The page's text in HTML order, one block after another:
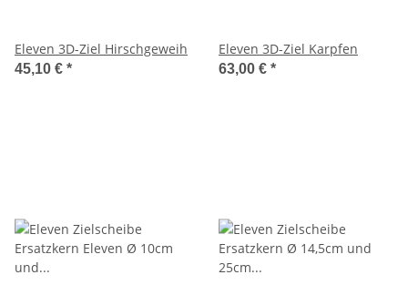
Eleven 3D-Ziel Hirschgeweih
45,10 € *
Eleven 3D-Ziel Karpfen
63,00 € *